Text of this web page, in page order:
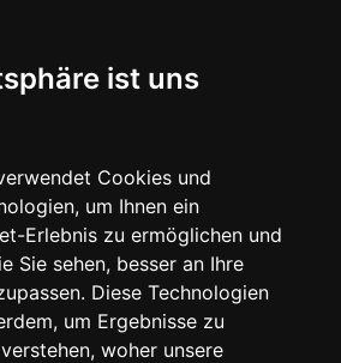
ist uns
Cookies und
um Ihnen ein
Erlebnis zu ermöglichen und
Sie sehen, besser an Ihre
Diese Technologien
um Ergebnisse zu
woher unsere